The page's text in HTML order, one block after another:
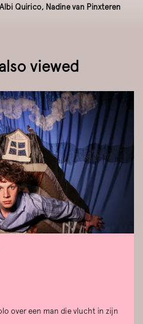
Quirico, Nadine van Pinxteren
viewed
over een man die vlucht in zijn